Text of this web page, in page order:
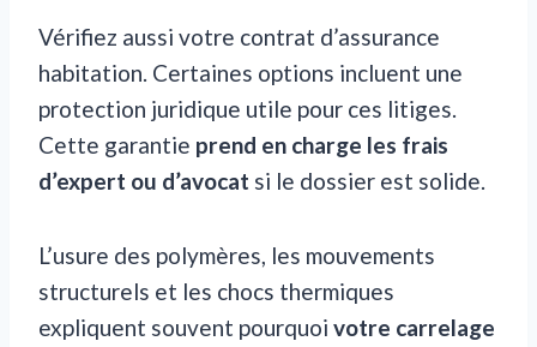
Vérifiez aussi votre contrat d’assurance
habitation. Certaines options incluent une
protection juridique utile pour ces litiges.
Cette garantie prend en charge les frais
d’expert ou d’avocat si le dossier est solide.
L’usure des polymères, les mouvements
structurels et les chocs thermiques
expliquent souvent pourquoi votre carrelage